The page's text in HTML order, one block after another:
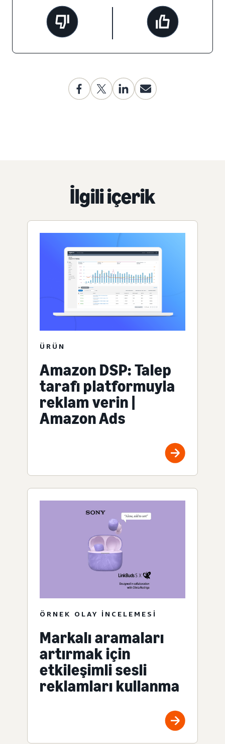
İlgili içerik
ÜRÜN
Amazon DSP: Talep
tarafı platformuyla
reklam verin |
Amazon Ads
ÖRNEK OLAY INCELEMESI
Markalı aramaları
artırmak için
etkileşimli sesli
reklamları kullanma